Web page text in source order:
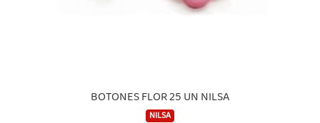
BOTONES FLOR 25 UN NILSA
NILSA